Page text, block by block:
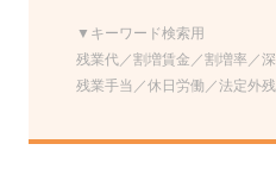
▼キーワード検索用
残業代／割増賃金／割増率／
残業手当／休日労働／法定外